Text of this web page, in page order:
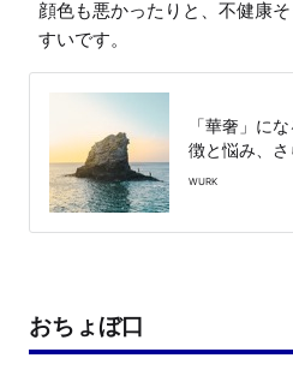
顔色も悪かったりと、不健康
「華奢」に
徴と悩み、さ
WURK
おちょぼ口